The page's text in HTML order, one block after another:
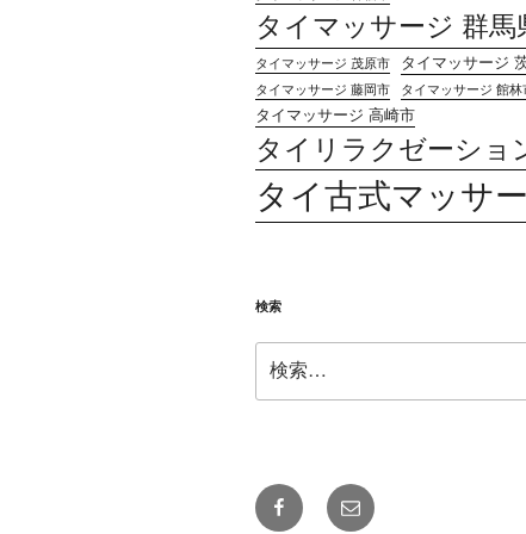
タイマッサージ 群馬
タイマッサージ 茂原市 タイマッサージ
タイマッサージ 藤岡市 タイマッサージ 館林
タイマッサージ 高崎市
タイリラクゼーショ
タイ古式マッサ
検索
索:
Facebook
メ
ー